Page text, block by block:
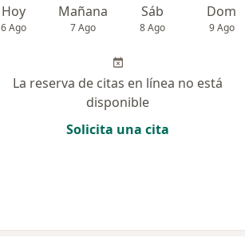
Hoy
6 Ago
Mañana
7 Ago
Sáb
8 Ago
Dom
9 Ago
La reserva de citas en línea no está
disponible
Solicita una cita